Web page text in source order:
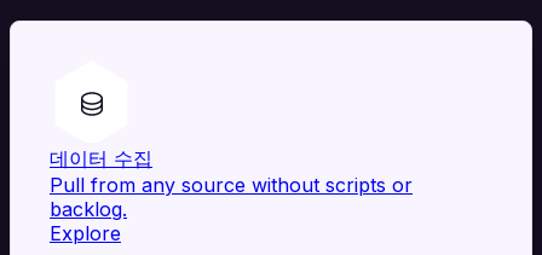
데이터 수집
Pull from any source without scripts or
backlog.
Explore